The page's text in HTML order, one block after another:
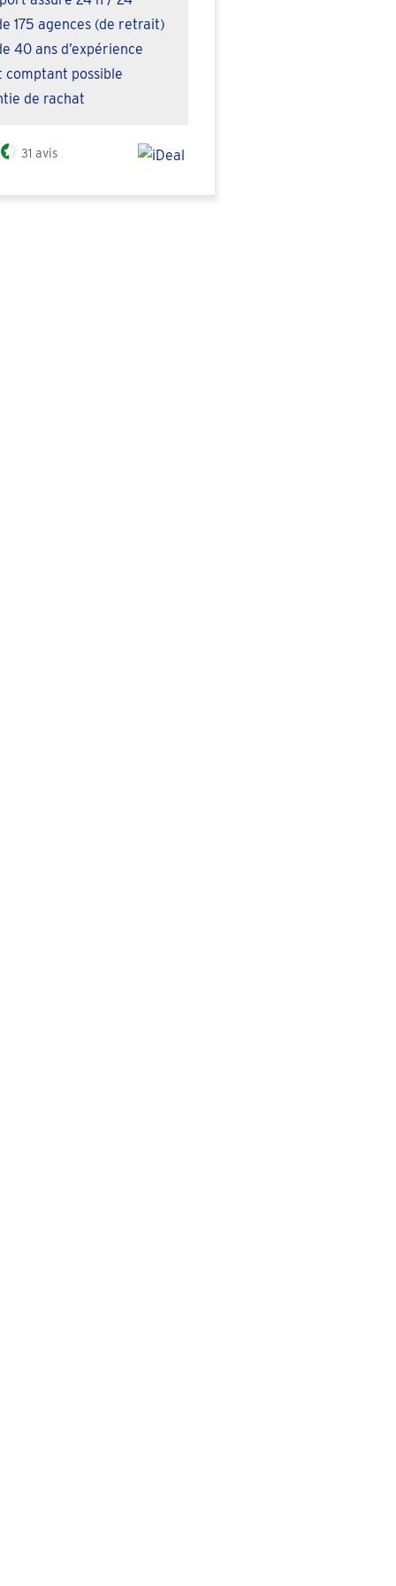
175 agences (de retrait)
40 ans d’expérience
comptant possible
de rachat
31 avis